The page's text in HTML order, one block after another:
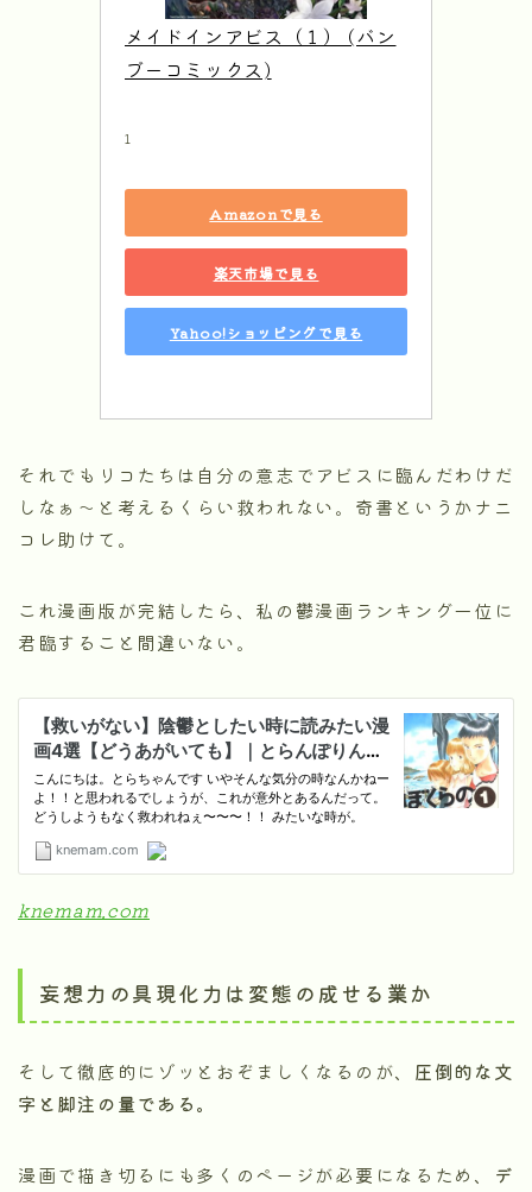
メイドインアビス（１） (バン
ブーコミックス)
1
Amazonで見る
楽天市場で見る
Yahoo!ショッピングで見る
それでもリコたちは自分の意志でアビスに臨んだわけだ
しなぁ～と考えるくらい救われない。奇書というかナニ
コレ助けて。
これ漫画版が完結したら、私の鬱漫画ランキング一位に
君臨すること間違いない。
knemam.com
妄想力の具現化力は変態の成せる業か
そして徹底的にゾッとおぞましくなるのが、 圧倒的な文
字と脚注の量である。
漫画で描き切るにも多くのページが必要になるため、 デ